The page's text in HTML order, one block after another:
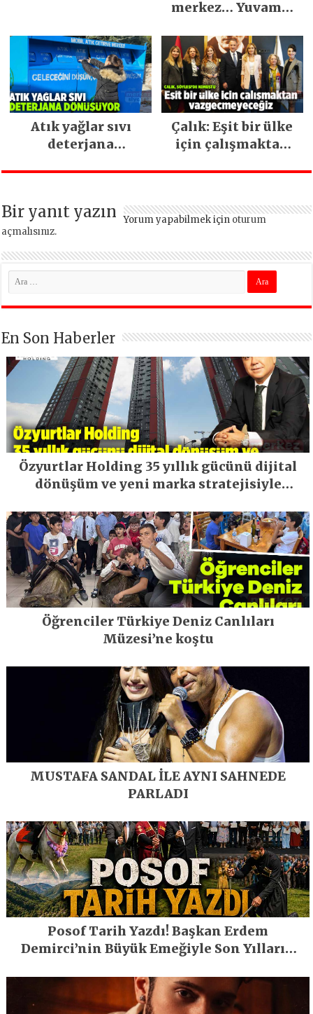
merkez… Yuvamız
ara vermeden
devam ediyor
Atık yağlar sıvı
deterjana
Çalık: Eşit bir ülke
için çalışmaktan
Bir yanıt yazın Yorum yapabilmek için oturum
açmalısınız.
En Son Haberler
Özyurtlar Holding 35 yıllık gücünü dijital
dönüşüm ve yeni marka stratejisiyle
Öğrenciler Türkiye Deniz Canlıları
Müzesi’ne koştu
MUSTAFA SANDAL İLE AYNI SAHNEDE
PARLADI
Posof Tarih Yazdı! Başkan Erdem
Demirci’nin Büyük Emeğiyle Son Yılların